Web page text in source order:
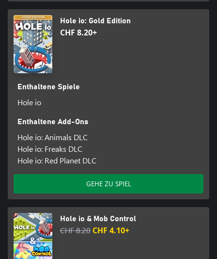
Hole io: Gold Edition
CHF 8.20+
Enthaltene Spiele
Hole io
Enthaltene Add-Ons
Hole io: Animals DLC
Hole io: Freaks DLC
Hole io: Red Planet DLC
GEHE ZU SPIEL
Hole io & Mob Control
CHF 8.20 CHF 4.10+